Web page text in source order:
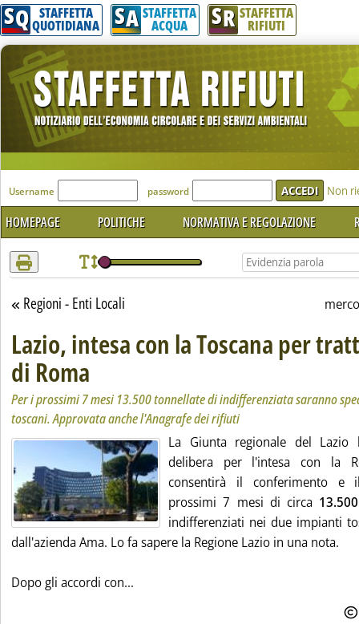
Attenzione! Esegui l'accesso per lèggere interamente la notizia.
SQ STAFFETTA
QUOTIDIANA SA STAFFETTA
ACQUA SR STAFFETTA
RIFIUTI
'Modulo Login per accedere'
Username password Non
HOMEPAGE POLITICHE NORMATIVA E REGOLAZIONE
Torna alla sezione
Regioni - Enti Locali
Lazio, intesa con la Toscana per
di Roma
Per i prossimi 7 mesi 13.500 tonnellate di indifferenziata saranno
toscani. Approvata anche l'Anagrafe dei rifiuti
La Giunta regionale del
delibera per l'intesa con la
consentirà il conferimento
prossimi 7 mesi di circa
indifferenziati nei due impianti
dall'azienda Ama. Lo fa sapere la Regione Lazio in una nota.
Dopo gli accordi con...